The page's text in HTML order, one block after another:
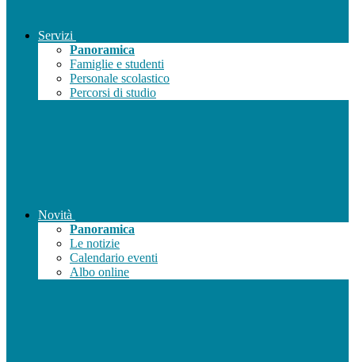
Servizi
Panoramica
Famiglie e studenti
Personale scolastico
Percorsi di studio
Novità
Panoramica
Le notizie
Calendario eventi
Albo online